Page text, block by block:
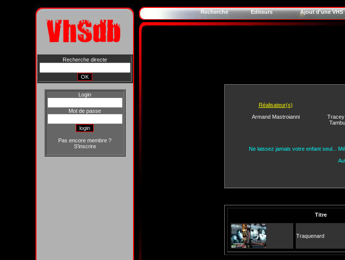
Recherche directe
Login
Mot de passe
Pas encore membre ?
S'inscrire
Recherche Editeurs Ajout d'une VHS
Réalisateur(s)
Armand Mastroianni
Ne laissez jamais votre enfant seul...
Titre
Traquenard